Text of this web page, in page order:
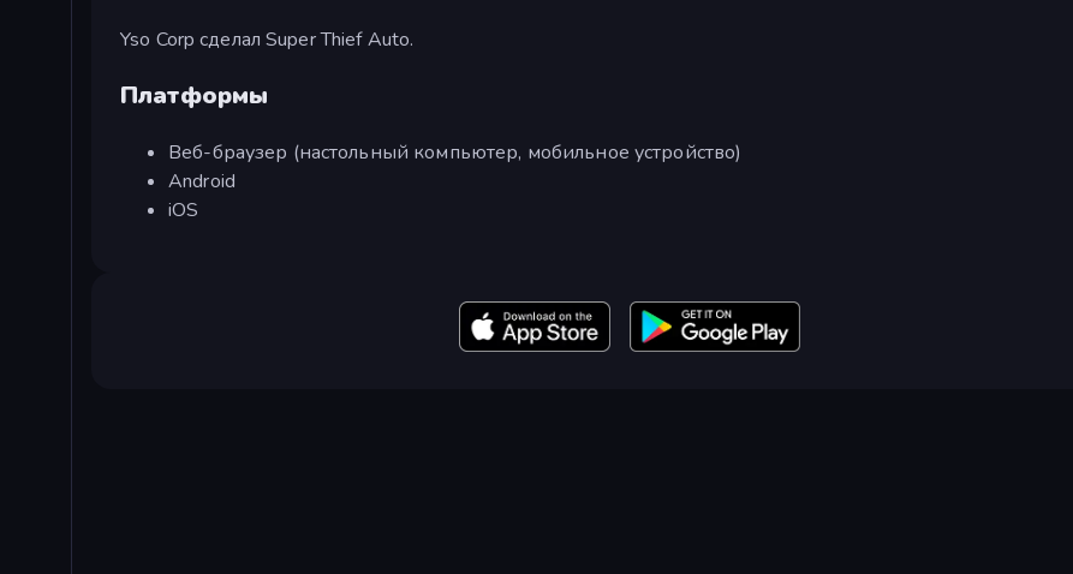
Yso Corp сделал Super Thief Auto.
Платформы
Веб-браузер (настольный компьютер, мобильное устройство)
Android
iOS